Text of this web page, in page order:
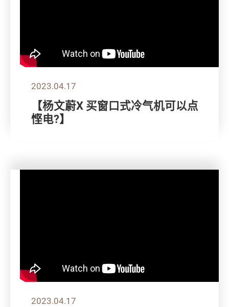
2023.04.17
【杨文蔚X 买窗口式冷气机可以点
悭电?】
2023.04.17